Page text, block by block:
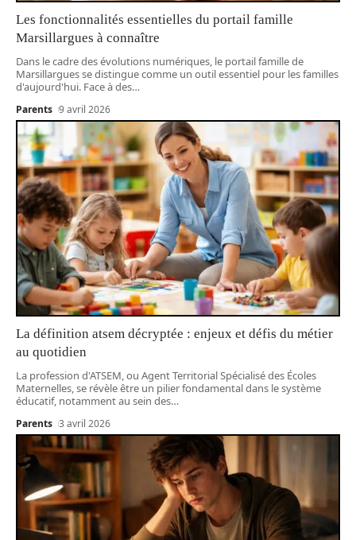
Les fonctionnalités essentielles du portail famille
Marsillargues à connaître
Dans le cadre des évolutions numériques, le portail famille de
Marsillargues se distingue comme un outil essentiel pour les familles
d'aujourd'hui. Face à des…
Parents 9 avril 2026
La définition atsem décryptée : enjeux et défis du métier
au quotidien
La profession d'ATSEM, ou Agent Territorial Spécialisé des Écoles
Maternelles, se révèle être un pilier fondamental dans le système
éducatif, notamment au sein des…
Parents 3 avril 2026